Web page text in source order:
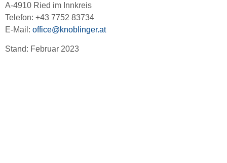
A-4910 Ried im Innkreis
Telefon: +43 7752 83734
E-Mail: office@knoblinger.at
Stand: Februar 2023